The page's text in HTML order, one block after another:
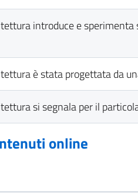
introduce e
è stata progettata da
si segnala per il
online